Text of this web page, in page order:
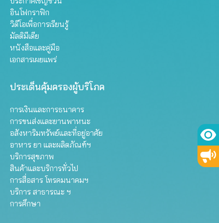
อินโฟกราฟิก
วิดีโอเพื่อการเรียนรู้
มัลติมีเดีย
หนังสือและคู่มือ
เอกสารเผยแพร่
ประเด็นคุ้มครองผู้บริโภค
การเงินและการธนาคาร
การขนส่งและยานพาหนะ
อสังหาริมทรัพย์และที่อยู่อาศัย
อาหาร ยา และผลิตภัณฑ์ฯ
บริการสุขภาพ
สินค้าและบริการทั่วไป
การสื่อสาร โทรคมนาคมฯ
บริการ สาธารณะ ฯ
การศึกษา